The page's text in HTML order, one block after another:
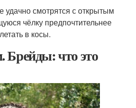
удачно смотрятся с открытым
чёлку предпочтительнее
в косы.
Брейды: что это